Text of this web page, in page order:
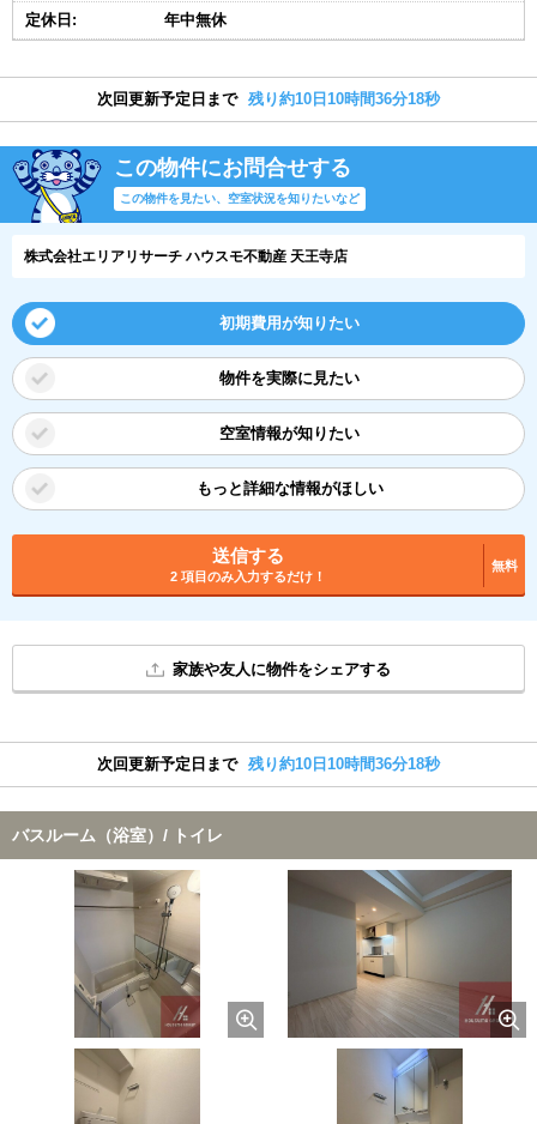
定休日: 年中無休
次回更新予定日まで 残り約10日10時間36分17秒
この物件にお問合せする
この物件を見たい、空室状況を知りたいなど
株式会社エリアリサーチ ハウスモ不動産 天王寺店
初期費用が知りたい
物件を実際に見たい
空室情報が知りたい
もっと詳細な情報がほしい
送信する
2 項目のみ入力するだけ！
無料
家族や友人に物件をシェアする
次回更新予定日まで 残り約10日10時間36分17秒
バスルーム（浴室）/ トイレ